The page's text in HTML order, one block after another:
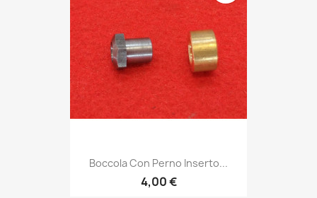
Boccola Con Perno Inserto...
4,00 €